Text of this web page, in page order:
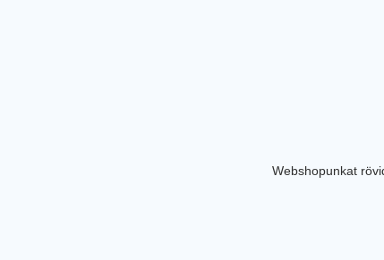
Webshopunkat